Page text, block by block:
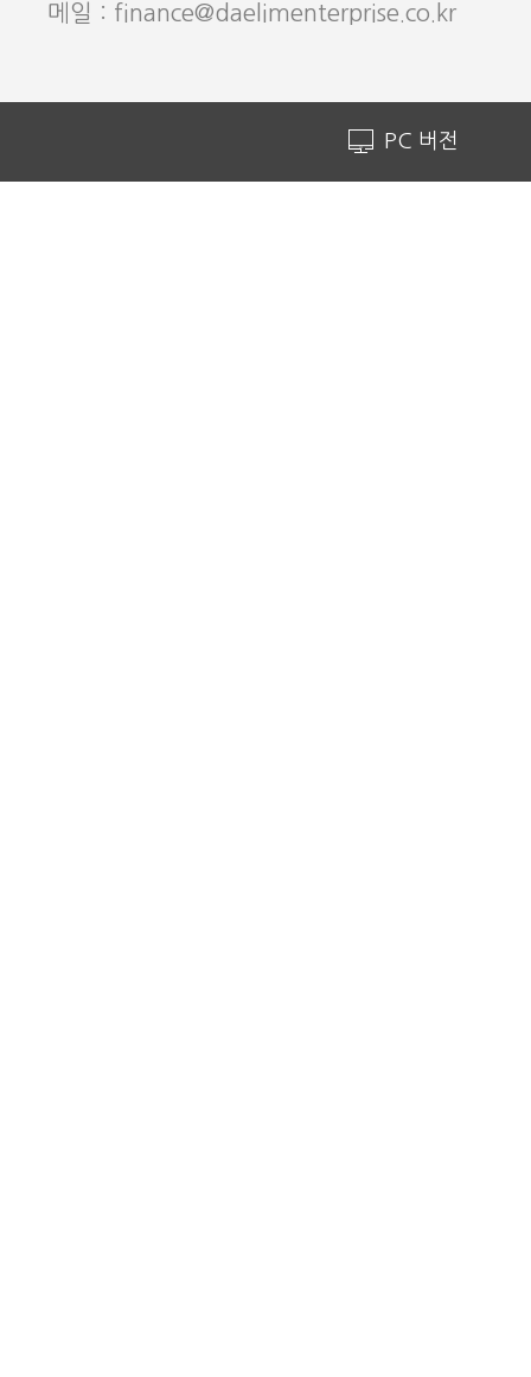
메일 : finance@daelimenterprise.co.kr
PC 버전